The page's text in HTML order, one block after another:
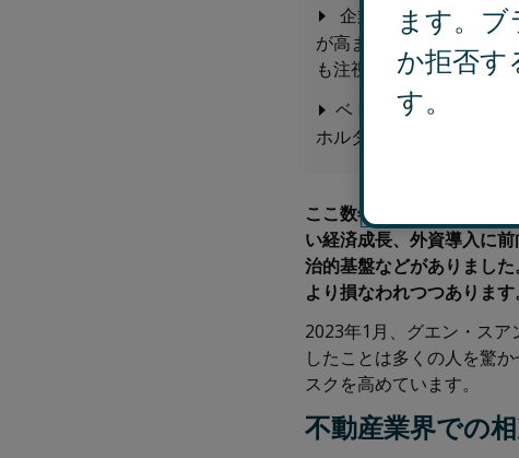
企業は自社やパート
が高まっている。政府機
も注視が必要。
ベトナムで事業・投資
ホルダーマネジメントが
ここ数年、ベトナムはア
い経済成長、外資導入に
治的基盤などがありまし
より損なわれつつあります
2023年1月、グエン・ス
したことは多くの人を驚
スクを高めています。
不動産業界での
ます。
か拒否す
す。